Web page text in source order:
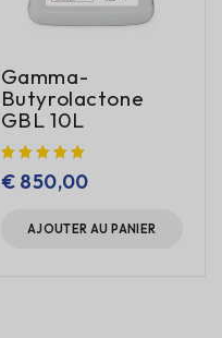
Gamma-
Butyrolactone
GBL 10L
€850,00
AJOUTER AU PANIER